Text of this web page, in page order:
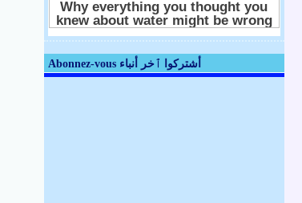
Abonnez-vous أشتركوا ٱخر أنباء